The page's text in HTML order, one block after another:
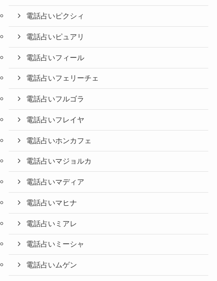
電話占いピクシィ
電話占いピュアリ
電話占いフィール
電話占いフェリーチェ
電話占いフルゴラ
電話占いフレイヤ
電話占いホンカフェ
電話占いマジョルカ
電話占いマディア
電話占いマヒナ
電話占いミアレ
電話占いミーシャ
電話占いムゲン